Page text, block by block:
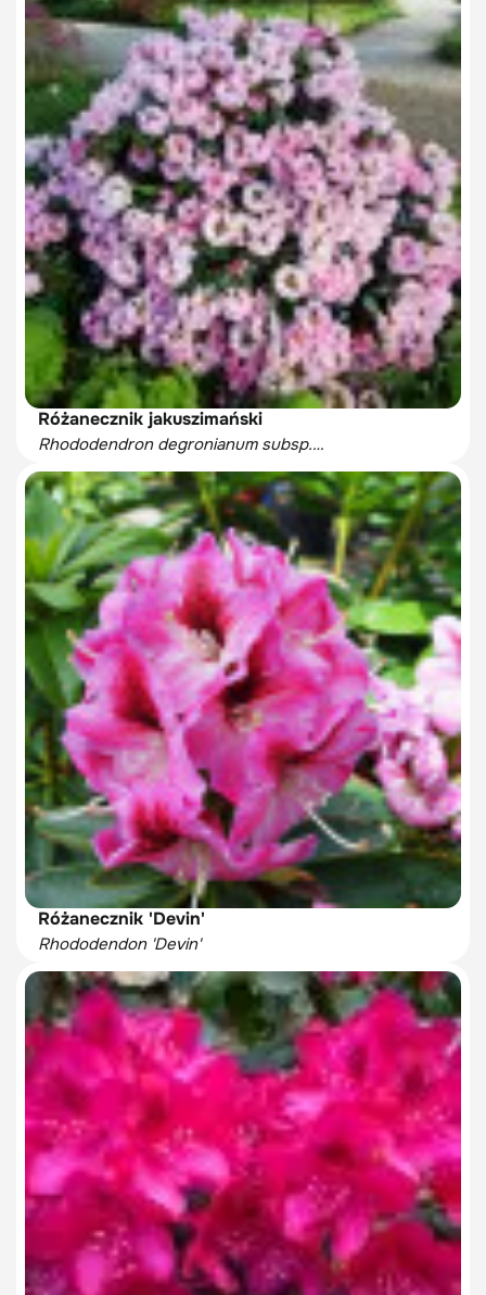
Różanecznik jakuszimański
Rhododendron degronianum subsp.
Różanecznik 'Devin'
Rhododendon 'Devin'